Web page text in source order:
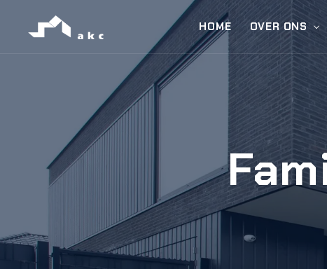
HOME OVER ONS